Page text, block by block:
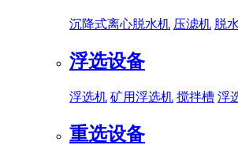
沉降式离心脱水机 压滤机 脱
浮选设备
浮选机 矿用浮选机 搅拌槽 浮
重选设备